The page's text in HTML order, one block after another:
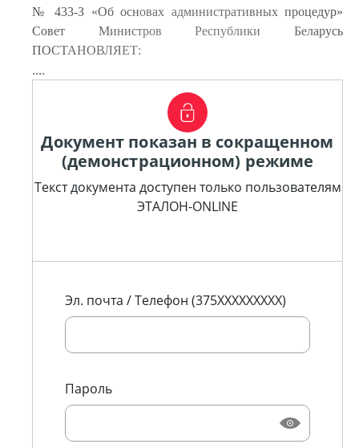
№ 433-З «Об основах административных процедур»
Совет Министров Республики Беларусь
ПОСТАНОВЛЯЕТ:
....
Документ показан в сокращенном
(демонстрационном) режиме
Текст документа доступен только пользователям
ЭТАЛОН-ONLINE
Эл. почта / Телефон (375XXXXXXXXX)
Пароль